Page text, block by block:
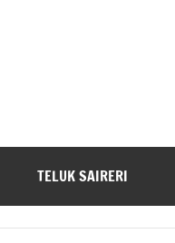
TELUK SAIRERI